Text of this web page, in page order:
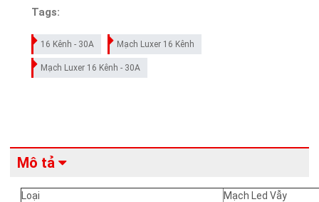
Tags:
16 Kênh - 30A Mạch Luxer 16 Kênh
Mạch Luxer 16 Kênh - 30A
Mô tả
Loại
Mạch Led Vẫy